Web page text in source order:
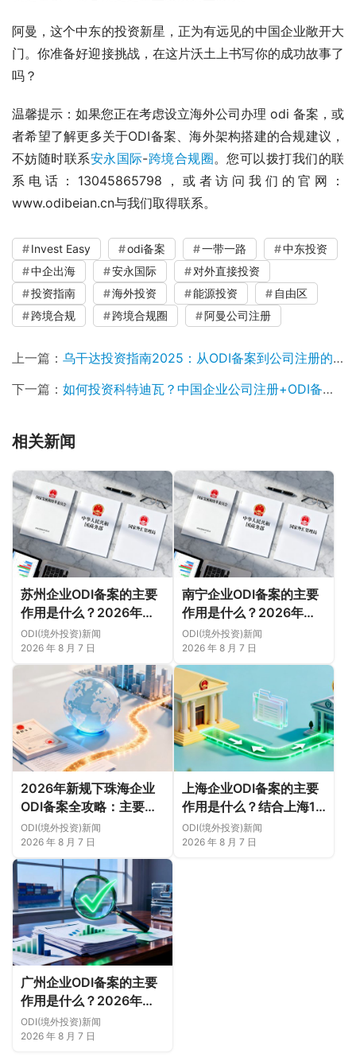
阿曼，这个中东的投资新星，正为有远见的中国企业敞开大
门。你准备好迎接挑战，在这片沃土上书写你的成功故事了
吗？
温馨提示：如果您正在考虑设立海外公司办理 odi 备案，或
者希望了解更多关于ODI备案、海外架构搭建的合规建议，
不妨随时联系安永国际-跨境合规圈。您可以拨打我们的联
系电话：13045865798，或者访问我们的官网：
www.odibeian.cn与我们取得联系。
Invest Easy odi备案 一带一路
中东投资
中企出海
安永国际
对外直接投资
投资指南
海外投资 能源投资
自由区
跨境合规
跨境合规圈 阿曼公司注册
上一篇： 乌干达投资指南2025：从ODI备案到公司注册的实操路径
下一篇： 如何投资科特迪瓦？中国企业公司注册+ODI备案+政策红利全解析
相关新闻
苏州企业ODI备案的主要
作用是什么？2026年新
规下先把这几个问题弄明
白（附成功案例与正规靠
谱代办中介推荐）
ODI(境外投资)新闻
2026 年 8 月 7 日
南宁企业ODI备案的主要
作用是什么？2026年新
规下，把这件事说透
ODI(境外投资)新闻
2026 年 8 月 7 日
2026年新规下珠海企业
ODI备案全攻略：主要作
用、各区合规重点、外汇
登记与案例解析正规靠谱
代办中介推荐
ODI(境外投资)新闻
2026 年 8 月 7 日
上海企业ODI备案的主要
作用是什么？结合上海16
区企业特点，看懂2026
年境外投资合规逻辑
ODI(境外投资)新闻
2026 年 8 月 7 日
广州企业ODI备案的主要
作用是什么？2026年新
规下广州11区企业出海实
务说明
ODI(境外投资)新闻
2026 年 8 月 7 日